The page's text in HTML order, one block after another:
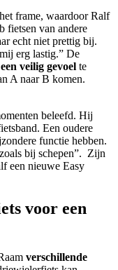
frame, waardoor Ralf
fietsen van andere
echt niet prettig bij.
erg lastig.” De
een veilig gevoel te
A naar B komen.
beleefd. Hij
Een oudere
functie hebben.
bij schepen”. Zijn
een nieuwe Easy
voor een
verschillende